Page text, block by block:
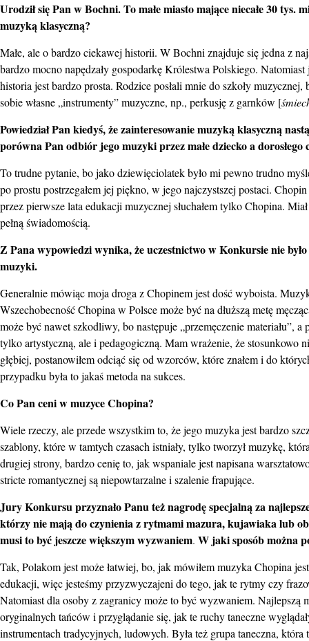
Urodził się Pan w Bochni. To małe miasto mające niecałe 30
muzyką klasyczną?
Małe, ale o bardzo ciekawej historii. W Bochni znajduje się jedna z
bardzo mocno napędzały gospodarkę Królestwa Polskiego.
historia jest bardzo prosta. Rodzice posłali mnie do szkoły
sobie własne „instrumenty” muzyczne, np., perkusję z garnków [
Powiedział Pan kiedyś, że zainteresowanie muzyką klasyczną
porówna Pan odbiór jego muzyki przez małe dziecko a dorosłego
To trudne pytanie, bo jako dziewięciolatek było mi pewno trudno
po prostu postrzegałem jej piękno, w jego najczystszej postaci.
przez pierwsze lata edukacji muzycznej słuchałem tylko Chopina.
pełną świadomością.
Z Pana wypowiedzi wynika, że uczestnictwo w Konkursie nie
muzyki.
Generalnie mówiąc moja droga z Chopinem jest dość wyboista.
Wszechobecność Chopina w Polsce może być na dłuższą metę
może być nawet szkodliwy, bo następuje „przemęczenie materiału”,
tylko artystyczną, ale i pedagogiczną. Mam wrażenie, że stosunkowo
głębiej, postanowiłem odciąć się od wzorców, które znałem i do
przypadku była to jakaś metoda na sukces.
Co Pan ceni w muzyce Chopina?
Wiele rzeczy, ale przede wszystkim to, że jego muzyka jest bardzo
szablony, które w tamtych czasach istniały, tylko tworzył muzykę,
drugiej strony, bardzo cenię to, jak wspaniale jest napisana
stricte romantycznej są niepowtarzalne i szalenie frapujące.
Jury Konkursu przyznało Panu też nagrodę specjalną za
którzy nie mają do czynienia z rytmami mazura, kujawiaka lub
musi to być jeszcze większym wyzwaniem. W jaki sposób można
Tak, Polakom jest może łatwiej, bo, jak mówiłem muzyka Chopina
edukacji, więc jesteśmy przyzwyczajeni do tego, jak te rytmy czy
Natomiast dla osoby z zagranicy może to być wyzwaniem. Najlepszą
oryginalnych tańców i przyglądanie się, jak te ruchy taneczne
instrumentach tradycyjnych, ludowych. Była też grupa taneczna,